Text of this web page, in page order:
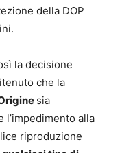
della DOP
la decisione
che la
sia
l’impedimento alla
riproduzione